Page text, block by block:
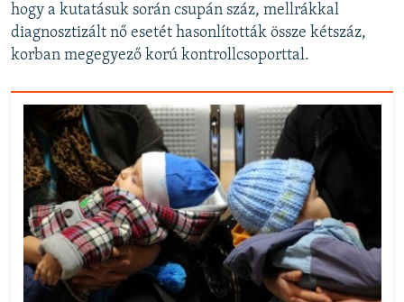
hogy a kutatásuk során csupán száz, mellrákkal
diagnosztizált nő esetét hasonlították össze kétszáz,
korban megegyező korú kontrollcsoporttal.